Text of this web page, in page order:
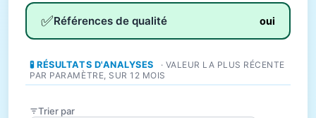
✅Références de qualité oui
🧪 RÉSULTATS D'ANALYSES
· VALEUR LA PLUS RÉCENTE
PAR PARAMÈTRE, SUR 12 MOIS
Trier par